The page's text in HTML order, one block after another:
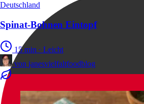
Deutschland
Spinat-Bohnen Eintopf
15 min · Leicht
von janesvielfaltfoodblog